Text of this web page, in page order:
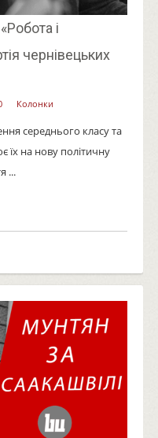
і
чернівецьких
Колонки
середнього класу та
їх на нову політичну
...